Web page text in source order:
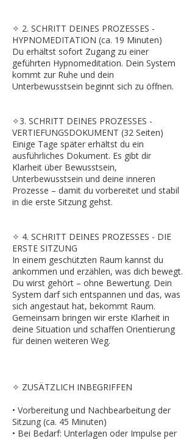
✧ 2. SCHRITT DEINES PROZESSES -
HYPNOMEDITATION (ca. 19 Minuten)
Du erhältst sofort Zugang zu einer
geführten Hypnomeditation. Dein System
kommt zur Ruhe und dein
Unterbewusstsein beginnt sich zu öffnen.
✧3. SCHRITT DEINES PROZESSES -
VERTIEFUNGSDOKUMENT (32 Seiten)
Einige Tage später erhältst du ein
ausführliches Dokument. Es gibt dir
Klarheit über Bewusstsein,
Unterbewusstsein und deine inneren
Prozesse – damit du vorbereitet und stabil
in die erste Sitzung gehst.
✧ 4. SCHRITT DEINES PROZESSES - DIE
ERSTE SITZUNG
In einem geschützten Raum kannst du
ankommen und erzählen, was dich bewegt.
Du wirst gehört – ohne Bewertung. Dein
System darf sich entspannen und das, was
sich angestaut hat, bekommt Raum.
Gemeinsam bringen wir erste Klarheit in
deine Situation und schaffen Orientierung
für deinen weiteren Weg.
✧ ZUSÄTZLICH INBEGRIFFEN
• Vorbereitung und Nachbearbeitung der
Sitzung (ca. 45 Minuten)
• Bei Bedarf: Unterlagen oder Impulse per